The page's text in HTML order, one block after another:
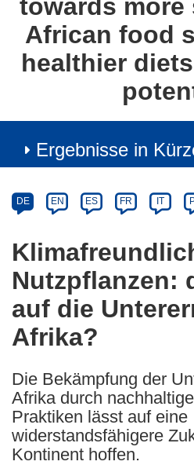
towards more
African food
healthier
Ergebnisse in
Category
Article
available
the
following
languages:
DE EN ES FR IT
Nutzpflanzen:
auf die
Afrika?
Die Bekämpfung der
Afrika durch
Praktiken lässt auf eine
widerstandsfähigere
Kontinent hoffen.